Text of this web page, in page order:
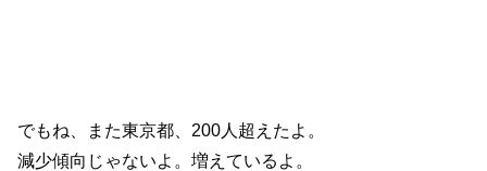
でもね、また東京都、200人超えたよ。
減少傾向じゃないよ。増えているよ。